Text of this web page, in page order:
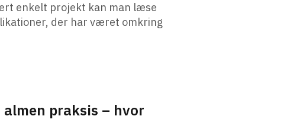
enkelt projekt kan man læse
der har været omkring
praksis – hvor